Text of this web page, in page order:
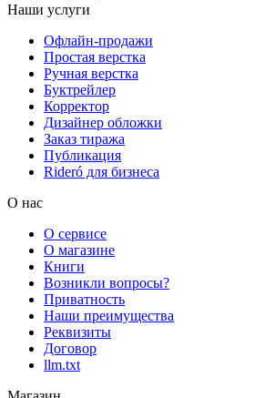
Наши услуги
Офлайн-продажи
Простая верстка
Ручная верстка
Буктрейлер
Корректор
Дизайнер обложки
Заказ тиража
Публикация
Rideró для бизнеса
О нас
О сервисе
О магазине
Книги
Возникли вопросы?
Приватность
Наши преимущества
Реквизиты
Договор
llm.txt